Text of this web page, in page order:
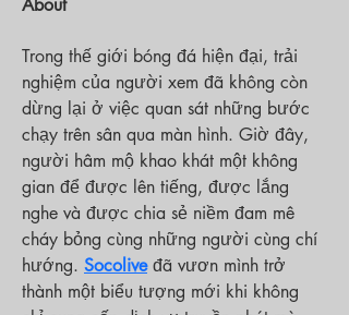
About
Trong thế giới bóng đá hiện đại, trải
nghiệm của người xem đã không còn
dừng lại ở việc quan sát những bước
chạy trên sân qua màn hình. Giờ đây,
người hâm mộ khao khát một không
gian để được lên tiếng, được lắng
nghe và được chia sẻ niềm đam mê
cháy bỏng cùng những người cùng chí
hướng. Socolive đã vươn mình trở
thành một biểu tượng mới khi không